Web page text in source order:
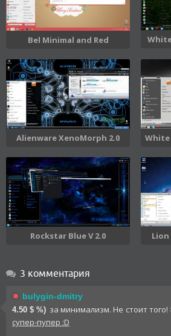
Bel Minimal and Red
Alienware XenoMorph 2.0 White
Rockstar Blue V 2.0 Lion
3 комментария
bulygin-dmitry
4.50 $ %) за минимализм. Не стоит
супер-пупер :D